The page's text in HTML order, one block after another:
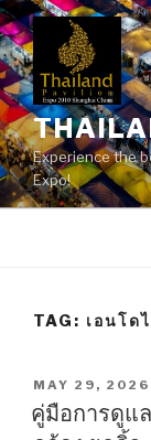
Skip
to
content
Experience the
Expo!
TAG: เอนโด
POSTED
ON
MAY 29, 2026
คู่มือการดูแ